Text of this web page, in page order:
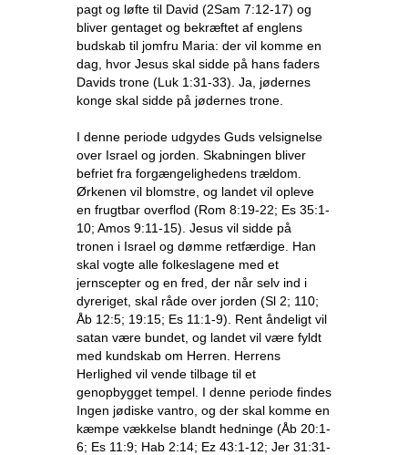
pagt og løfte til David (2Sam 7:12-17) og
bliver gentaget og bekræftet af englens
budskab til jomfru Maria: der vil komme en
dag, hvor Jesus skal sidde på hans faders
Davids trone (Luk 1:31-33). Ja, jødernes
konge skal sidde på jødernes trone.
I denne periode udgydes Guds velsignelse
over Israel og jorden. Skabningen bliver
befriet fra forgængelighedens trældom.
Ørkenen vil blomstre, og landet vil opleve
en frugtbar overflod (Rom 8:19-22; Es 35:1-
10; Amos 9:11-15). Jesus vil sidde på
tronen i Israel og dømme retfærdige. Han
skal vogte alle folkeslagene med et
jernscepter og en fred, der når selv ind i
dyreriget, skal råde over jorden (Sl 2; 110;
Åb 12:5; 19:15; Es 11:1-9). Rent åndeligt vil
satan være bundet, og landet vil være fyldt
med kundskab om Herren. Herrens
Herlighed vil vende tilbage til et
genopbygget tempel. I denne periode findes
Ingen jødiske vantro, og der skal komme en
kæmpe vækkelse blandt hedninge (Åb 20:1-
6; Es 11:9; Hab 2:14; Ez 43:1-12; Jer 31:31-